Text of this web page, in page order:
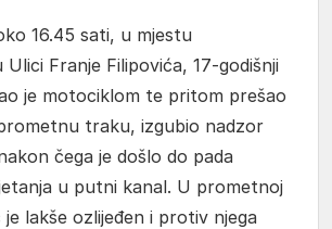
16.45 sati, u mjestu
Ulici Franje Filipovića, 17-godišnji
je motociklom te pritom prešao
traku, izgubio nadzor
čega je došlo do pada
u putni kanal. U prometnoj
lakše ozlijeđen i protiv njega